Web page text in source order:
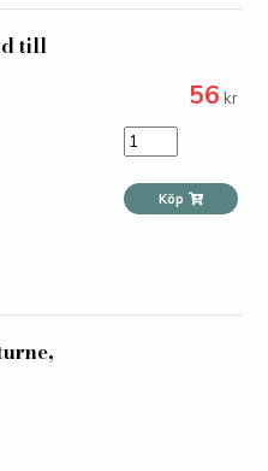
till
56 kr
Köp